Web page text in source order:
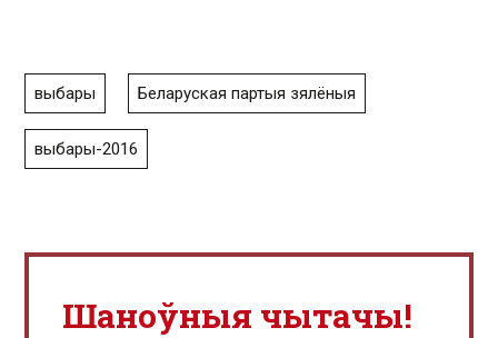
выбары Беларуская партыя зялёныя
выбары-2016
Шаноўныя чытачы!